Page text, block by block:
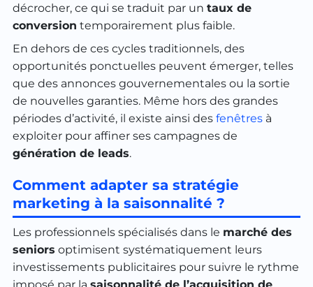
décrocher, ce qui se traduit par un taux de
conversion temporairement plus faible.
En dehors de ces cycles traditionnels, des
opportunités ponctuelles peuvent émerger, telles
que des annonces gouvernementales ou la sortie
de nouvelles garanties. Même hors des grandes
périodes d’activité, il existe ainsi des fenêtresà
exploiter pour affiner ses campagnes de
génération de leads.
Comment adapter sa stratégie
marketing à la saisonnalité ?
Les professionnels spécialisés dans le marché des
seniors optimisent systématiquement leurs
investissements publicitaires pour suivre le rythme
imposé par la saisonnalité de l’acquisition de